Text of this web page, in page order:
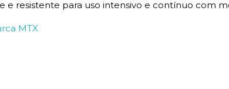
e resistente para uso intensivo e contínuo com
MTX